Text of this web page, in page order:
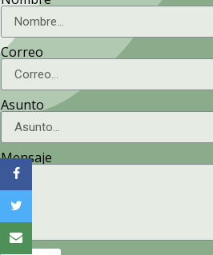
Correo
Asunto
Mensaje